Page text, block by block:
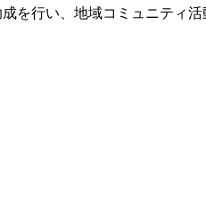
を行い、地域コミュニティ活